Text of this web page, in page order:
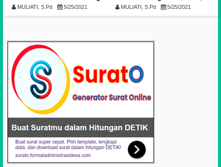
Nomor 26 Tahun 2020
MULIATI, S.Pd 5/25/2021
Materi, Permendagri, dan
Tujuan-nya
MULIATI, S.Pd 5/25/2021